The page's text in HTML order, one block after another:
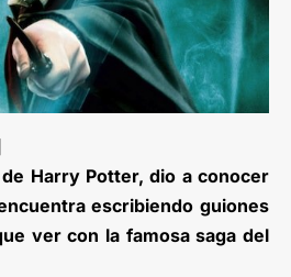
Harry Potter, dio a conocer
escribiendo guiones
ver con la famosa saga del